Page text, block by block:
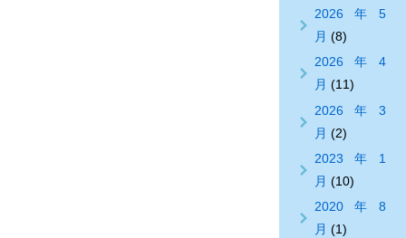
2026年5
月 (8)
2026年4
月 (11)
2026年3
月 (2)
2023年1
月 (10)
2020年8
月 (1)